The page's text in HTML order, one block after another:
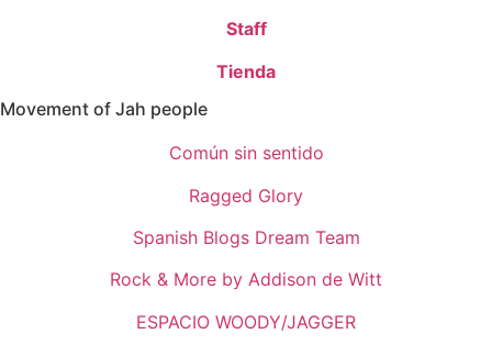
Staff
Tienda
Movement of Jah people
Común sin sentido
Ragged Glory
Spanish Blogs Dream Team
Rock & More by Addison de Witt
ESPACIO WOODY/JAGGER